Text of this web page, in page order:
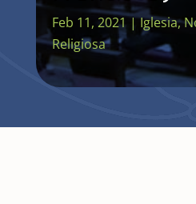
Feb 11, 2021|Iglesia,
Religiosa